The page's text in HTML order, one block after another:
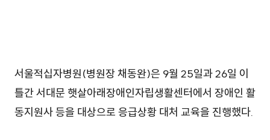
서울적십자병원(병원장 채동완)은 9월 25일과 26일 이
틀간 서대문 햇살아래장애인자립생활센터에서 장애인 활
동지원사 등을 대상으로 응급상황 대처 교육을 진행했다.